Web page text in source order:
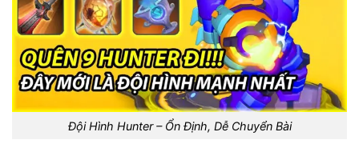
Đội Hình Hunter – Ổn Định, Dễ Chuyển Bài